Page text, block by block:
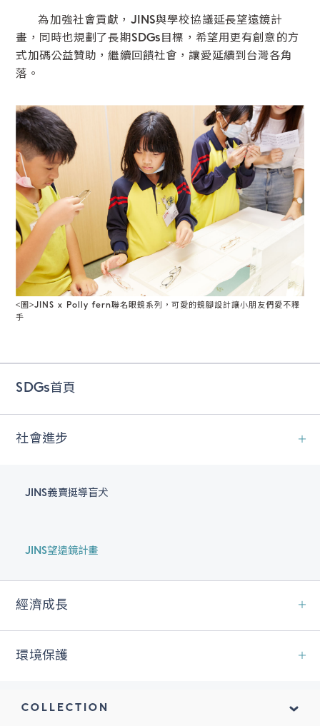
為加強社會貢獻，JINS與學校協議延長望遠鏡計
畫，同時也規劃了長期SDGs目標，希望用更有創意的方
式加碼公益贊助，繼續回饋社會，讓愛延續到台灣各角
落。
<圖>JINS x Polly fern聯名眼鏡系列，可愛的鏡腳設計讓小朋友們愛不釋
手
SDGs首頁
社會進步
JINS義賣挺導盲犬
JINS望遠鏡計畫
經濟成長
環境保護
COLLECTION